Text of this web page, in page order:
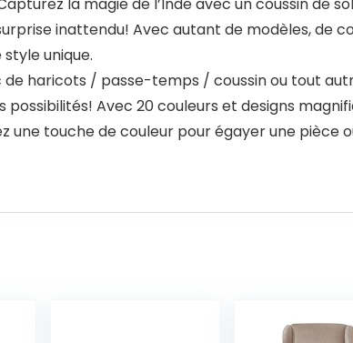
inattendu! Avec autant de modèles, de
unique.
sac de haricots / passe-temps / coussin ou tout
possibilités! Avec 20 couleurs et designs
touche de couleur pour égayer une pièce